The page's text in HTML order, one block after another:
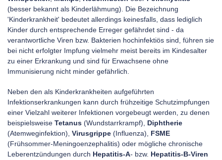
(besser bekannt als Kinderlähmung). Die Bezeichnung
'Kinderkrankheit' bedeutet allerdings keinesfalls, dass lediglich
Kinder durch entsprechende Erreger gefährdet sind - da
verantwortliche Viren bzw. Bakterien hochinfektiös sind, führen sie
bei nicht erfolgter Impfung vielmehr meist bereits im Kindesalter
zu einer Erkrankung und sind für Erwachsene ohne
Immunisierung nicht minder gefährlich.
Neben den als Kinderkrankheiten aufgeführten
Infektionserkrankungen kann durch frühzeitige Schutzimpfungen
einer Vielzahl weiterer Infektionen vorgebeugt werden, zu denen
beispielsweise Tetanus (Wundstarrkrampf), Diphtherie
(Atemweginfektion), Virusgrippe (Influenza), FSME
(Frühsommer-Meningoenzephalitis) oder mögliche chronische
Leberentzündungen durch Hepatitis-A- bzw. Hepatitis-B-Viren